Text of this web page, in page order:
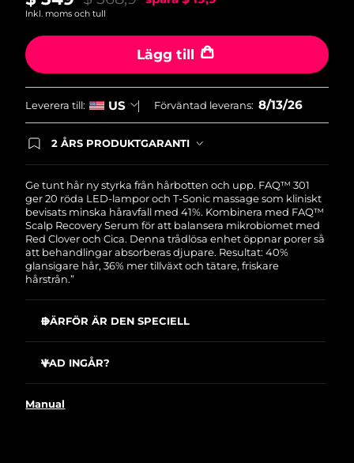
Inkl. moms och tull
Lägg till
Leverera till: US Förväntad leverans: 8/13/26
2 ÅRS PRODUKTGARANTI
utan extra kostnad om du får problem med den
inom två år efter inköpsdatum.
Ge tunt hår ny styrka från hårbotten och upp. FAQ™ 301
ger 20 röda LED-lampor och T-Sonic massage som kliniskt
bevisats minska håravfall med 41%. Kombinera med FAQ™
Scalp Recovery Serum för att balansera mikrobiomet med
Red Clover och Cica. Denna trådlösa enhet öppnar porer så
att behandlingar absorberas djupare. Resultat: 40%
glansigare hår, 36% mer tillväxt och tätare, friskare
hårstrån.”
DÄRFÖR ÄR DEN SPECIELL
samtidigt som de stärker befintligt hår och motverkar
når hårsäckarna för tjockare och längre hår.
VAD INGÅR?
FAQ™ Scalp Recovery & Thick Hair Probiotic Serum
Manual
Nya Zeeland
Norge Förväntad leverans 12/08/2026
Oman Förväntad leverans15/08/2026
Filippinerna Förväntad leverans15/08/2026
Polen Förväntad leverans13/08/2026
Portugal Förväntad leverans12/08/2026
Puerto Rico Förväntad leverans14/08/2026
Qatar Förväntad leverans13/08/2026
Förväntad leverans